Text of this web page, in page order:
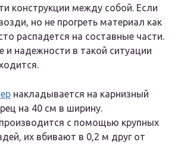
конструкции между собой. Если
но не прогреть материал как
распадется на составные части.
и надежности в такой ситуации
накладывается на карнизный
на 40 см в ширину.
с помощью крупных
их вбивают в 0,2 м друг от